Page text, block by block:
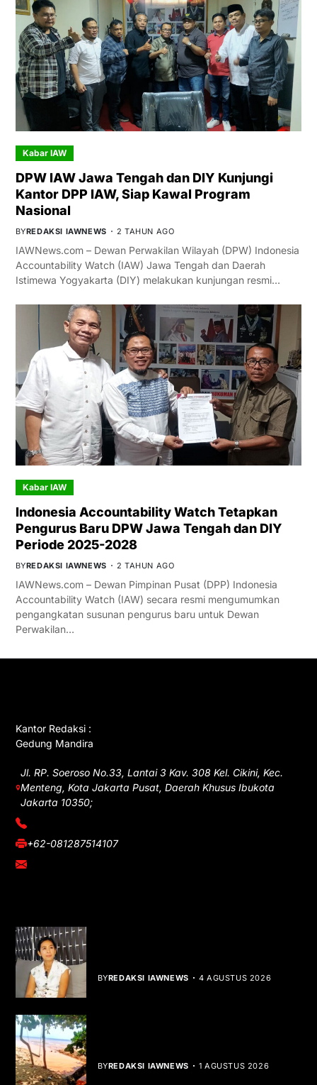
Kabar IAW
DPW IAW Jawa Tengah dan DIY Kunjungi
Kantor DPP IAW, Siap Kawal Program
Nasional
BYREDAKSI IAWNEWS 2 TAHUN AGO
IAWNews.com – Dewan Perwakilan Wilayah (DPW) Indonesia
Accountability Watch (IAW) Jawa Tengah dan Daerah
Istimewa Yogyakarta (DIY) melakukan kunjungan resmi…
Kabar IAW
Indonesia Accountability Watch Tetapkan
Pengurus Baru DPW Jawa Tengah dan DIY
Periode 2025-2028
BYREDAKSI IAWNEWS 2 TAHUN AGO
IAWNews.com – Dewan Pimpinan Pusat (DPP) Indonesia
Accountability Watch (IAW) secara resmi mengumumkan
pengangkatan susunan pengurus baru untuk Dewan
Perwakilan…
Kantor Redaksi :
Gedung Mandira
Jl. RP. Soeroso No.33, Lantai 3 Kav. 308 Kel. Cikini, Kec.
Menteng, Kota Jakarta Pusat, Daerah Khusus Ibukota
Jakarta 10350;
(021) 3908026
+62-081287514107
adm@iawnews.com
BYREDAKSI IAWNEWS 4 AGUSTUS 2026
BYREDAKSI IAWNEWS 1 AGUSTUS 2026